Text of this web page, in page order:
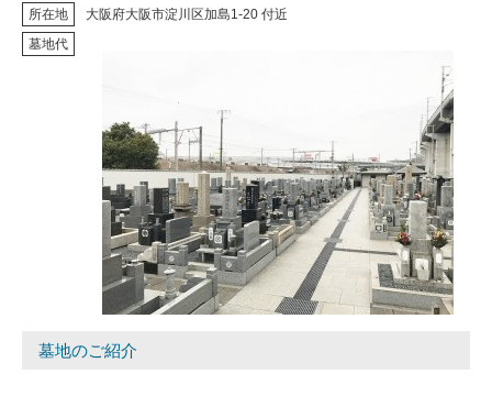
所在地
大阪府大阪市淀川区加島1-20 付近
墓地代
墓地のご紹介